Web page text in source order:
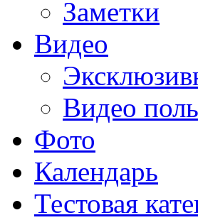
Заметки
Видео
Видео
Фото
Календарь
Тестовая